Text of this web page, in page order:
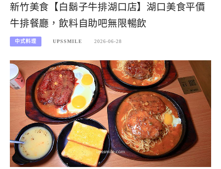
新竹美食【白鬍子牛排湖口店】湖口美食平價
牛排餐廳，飲料自助吧無限暢飲
中式料理 UPSSMILE 2026-06-28